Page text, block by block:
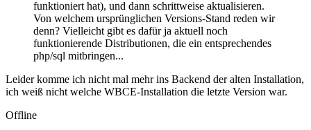
funktioniert hat), und dann schrittweise aktualisieren.
Von welchem ursprünglichen Versions-Stand reden wir
denn? Vielleicht gibt es dafür ja aktuell noch
funktionierende Distributionen, die ein entsprechendes
php/sql mitbringen...
Leider komme ich nicht mal mehr ins Backend der alten Installation,
ich weiß nicht welche WBCE-Installation die letzte Version war.
Offline